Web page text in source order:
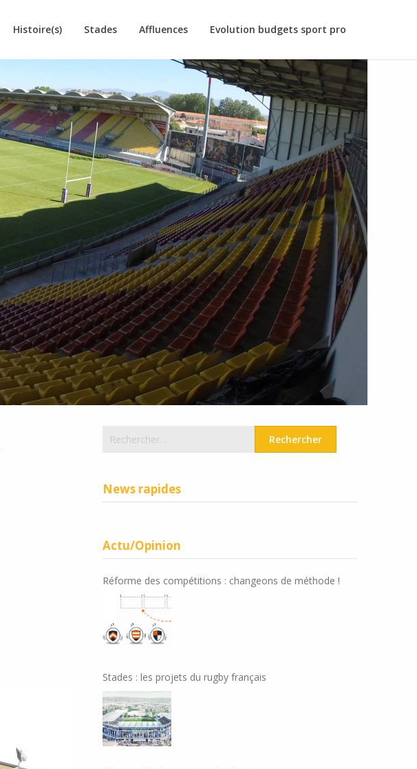
Histoire(s) Stades Affluences Evolution budgets sport pro
Rechercher :
News rapides
Actu/Opinion
Réforme des compétitions : changeons de méthode !
Stades : les projets du rugby français